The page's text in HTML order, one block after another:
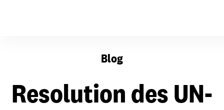
Blog
Resolution des UN-